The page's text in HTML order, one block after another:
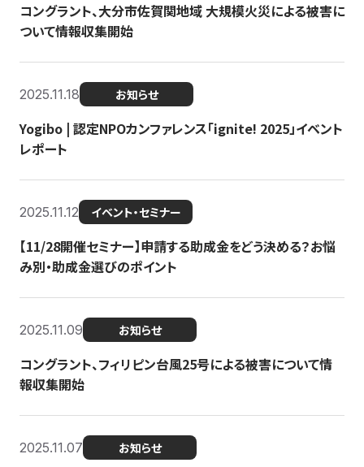
コングラント、大分市佐賀関地域 大規模火災による被害に
ついて情報収集開始
2025.11.18 お知らせ
Yogibo | 認定NPOカンファレンス「ignite! 2025」イベント
レポート
2025.11.12 イベント・セミナー
【11/28開催セミナー】申請する助成金をどう決める？お悩
み別・助成金選びのポイント
2025.11.09 お知らせ
コングラント、フィリピン台風25号による被害について情
報収集開始
2025.11.07 お知らせ